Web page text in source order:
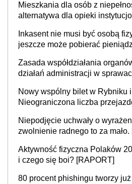
Mieszkania dla osób z
alternatywa dla opieki
Inkasent nie musi być osobą
jeszcze może pobierać
Zasada współdziałania
działań administracji w
Nowy wspólny bilet w Rybniku
Nieograniczona liczba
Niepodjęcie uchwały o
zwolnienie radnego to za
sprawy
Aktywność fizyczna Polaków
i czego się boi? [RAPORT]
80 procent phishingu tworzy